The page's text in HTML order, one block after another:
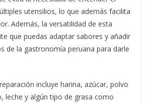
utensilios, lo que además facilita
Además, la versatilidad de esta
que puedas adaptar sabores y añadir
de la gastronomía peruana para darle
incluye harina, azúcar, polvo
leche y algún tipo de grasa como